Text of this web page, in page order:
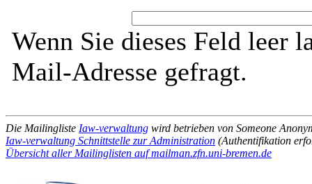
Wenn Sie dieses Feld leer
Mail-Adresse gefragt.
Die Mailingliste Iaw-verwaltung wird betrieben von Someone
Iaw-verwaltung Schnittstelle zur Administration (Authentifikation
Übersicht aller Mailinglisten auf mailman.zfn.uni-bremen.de